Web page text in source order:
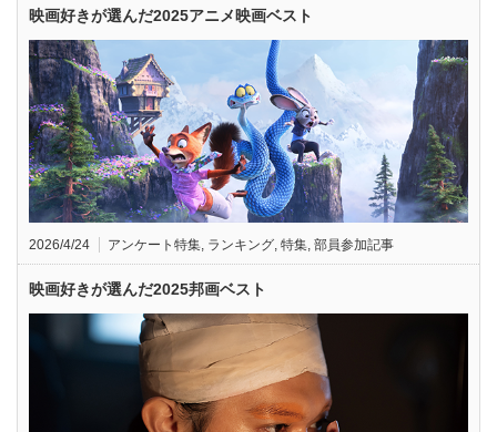
映画好きが選んだ2025アニメ映画ベスト
2026/4/24 アンケート特集, ランキング, 特集, 部員参加記事
映画好きが選んだ2025邦画ベスト